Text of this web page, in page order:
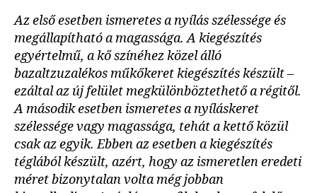
Az első esetben ismeretes a nyílás szélessége és
megállapítható a magassága. A kiegészítés
egyértelmű, a kő színéhez közel álló
bazaltzuzalékos műkőkeret kiegészítés készült –
ezáltal az új felület megkülönböztethető a régitől.
A második esetben ismeretes a nyíláskeret
szélessége vagy magassága, tehát a kettő közül
csak az egyik. Ebben az esetben a kiegészítés
téglából készült, azért, hogy az ismeretlen eredeti
méret bizonytalan volta még jobban